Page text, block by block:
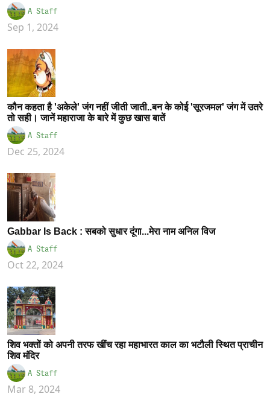
A Staff
Sep 1, 2024
कौन कहता है 'अकेले' जंग नहीं जीती जाती..बन के कोई 'सूरजमल' जंग में उतरे
तो सही। जानें महाराजा के बारे में कुछ खास बातें
A Staff
Dec 25, 2024
Gabbar Is Back : सबको सुधार दूंगा...मेरा नाम अनिल विज
A Staff
Oct 22, 2024
शिव भक्तों को अपनी तरफ खींच रहा महाभारत काल का भटौली स्थित प्राचीन
शिव मंदिर
A Staff
Mar 8, 2024